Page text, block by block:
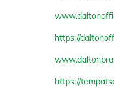
https://
https://